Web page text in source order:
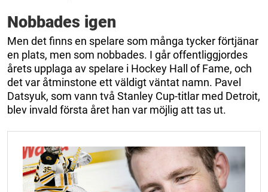
Nobbades igen
Men det finns en spelare som många tycker förtjänar
en plats, men som nobbades. I går offentliggjordes
årets upplaga av spelare i Hockey Hall of Fame, och
det var åtminstone ett väldigt väntat namn. Pavel
Datsyuk, som vann två Stanley Cup-titlar med Detroit,
blev invald första året han var möjlig att tas ut.